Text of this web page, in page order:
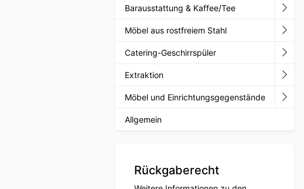
Barausstattung & Kaffee/Tee
Möbel aus rostfreiem Stahl
Catering-Geschirrspüler
Extraktion
Möbel und Einrichtungsgegenstände
Allgemein
Rückgaberecht